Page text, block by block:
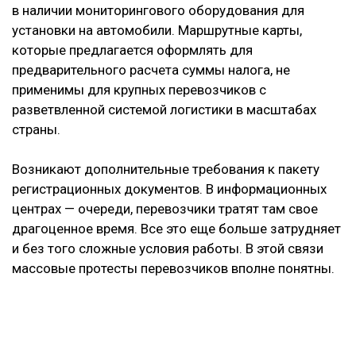
в наличии мониторингового оборудования для
установки на автомобили. Маршрутные карты,
которые предлагается оформлять для
предварительного расчета суммы налога, не
применимы для крупных перевозчиков с
разветвленной системой логистики в масштабах
страны.
Возникают дополнительные требования к пакету
регистрационных документов. В информационных
центрах — очереди, перевозчики тратят там свое
драгоценное время. Все это еще больше затрудняет
и без того сложные условия работы. В этой связи
массовые протесты перевозчиков вполне понятны.